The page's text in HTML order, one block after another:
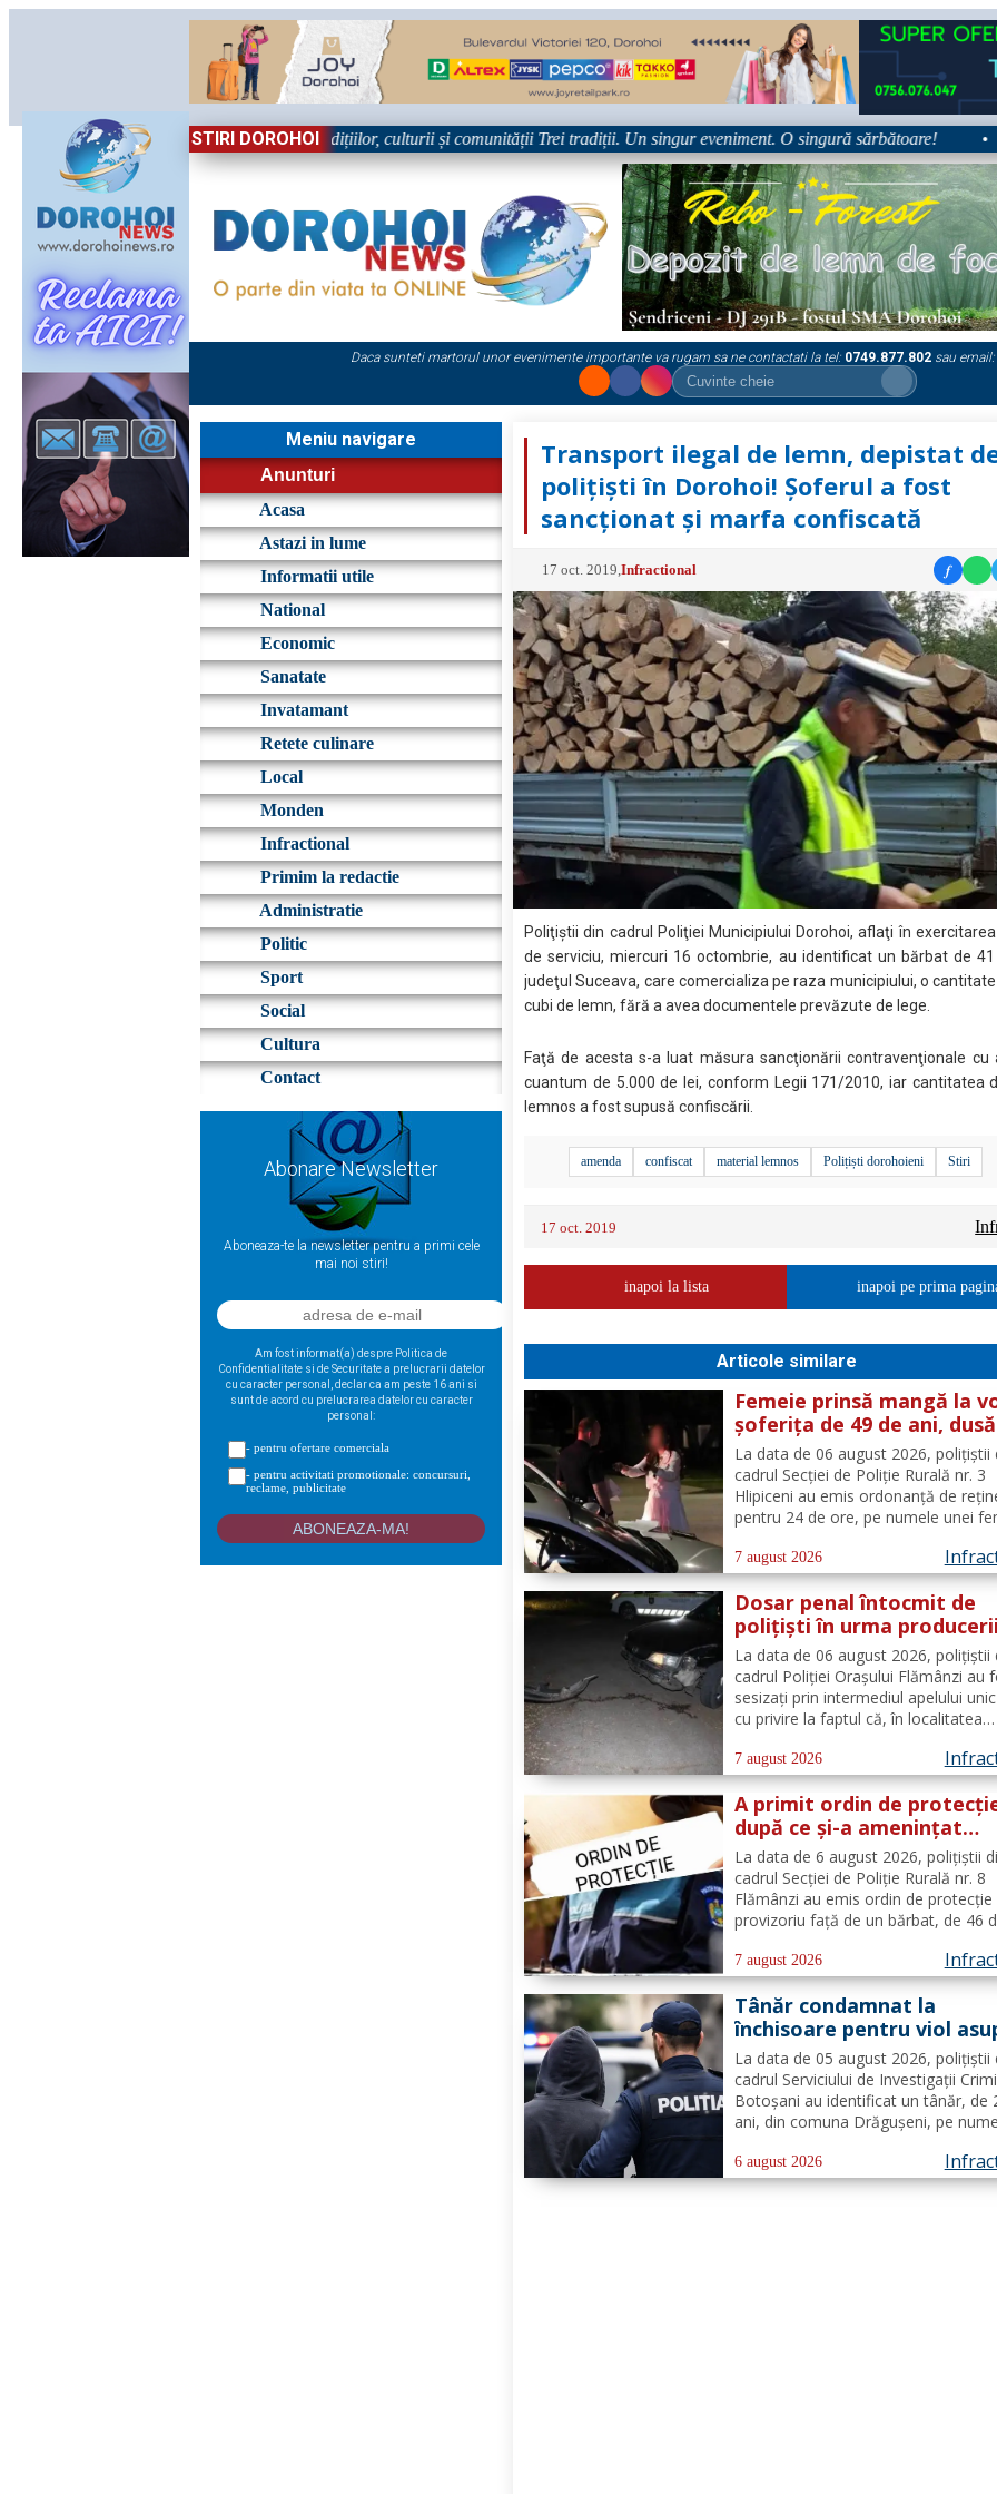
STIRI DOROHOI
în Sărbătoare!” – trei zile dedicate tradițiilor, culturii și comunității Trei tradiții. Un singur eveniment. O singură sărbătoare!
Daca sunteti martorul unor evenimente importante va rugam sa ne contactati la tel: 0749.877.802 sau email:
Meniu navigare
Anunturi
Acasa
Astazi in lume
Informatii utile
National
Economic
Sanatate
Invatamant
Retete culinare
Local
Monden
Infractional
Primim la redactie
Administratie
Politic
Sport
Social
Cultura
Contact
Abonare Newsletter
Aboneaza-te la newsletter pentru a primi cele
mai noi stiri!
Am fost informat(a) despre Politica de
Confidentialitate si de Securitate a prelucrarii datelor
cu caracter personal, declar ca am peste 16 ani si
sunt de acord cu prelucrarea datelor cu caracter
personal:
- pentru ofertare comerciala
- pentru activitati promotionale: concursuri,
reclame, publicitate
Transport ilegal de lemn, depistat
polițiști în Dorohoi! Șoferul a fost
sancționat și marfa confiscată
17 oct. 2019 ,Infractional f
Poliţiştii din cadrul Poliţiei Municipiului Dorohoi, aflaţi în
de serviciu, miercuri 16 octombrie, au identificat un bărbat de
judeţul Suceava, care comercializa pe raza municipiului, o
cubi de lemn, fără a avea documentele prevăzute de lege.
Faţă de acesta s-a luat măsura sancţionării contravenţionale cu
cuantum de 5.000 de lei, conform Legii 171/2010, iar cantitatea
lemnos a fost supusă confiscării.
amenda confiscat material lemnos Polițiști dorohoieni Stiri
17 oct. 2019
inapoi la lista inapoi pe prima
Articole similare
Femeie prinsă mangă la
șoferița de 49 de ani, dusă
direct în arest
La data de 06 august 2026, polițiștii
cadrul Secției de Poliție Rurală nr. 3
Hlipiceni au emis ordonanță de
pentru 24 de ore, pe numele unei
cercetată pentru comiterea
conducerea unui vehicul sub
alcoolului. În urma...
7 august 2026
Dosar penal întocmit de
polițiști în urma producerii
unui accidenr. Un șofer
lovit un cap de pod
La data de 06 august 2026, polițiștii
cadrul Poliției Orașului Flămânzi au
sesizați prin intermediul apelului
cu privire la faptul că, în localitatea
Din verificări a reieșit faptul că, în
se deplasa pe strada Tulburea din
7 august 2026
A primit ordin de
după ce și-a amenințat
partenera printr-o
de mesagerie
La data de 6 august 2026, polițiștii
cadrul Secției de Poliție Rurală nr. 8
Flămânzi au emis ordin de protecție
provizoriu față de un bărbat, de 46
teritoriul altui stat, și-ar fi amenințat
partenera, prin intermediul unor
transmise...
7 august 2026
Tânăr condamnat la
închisoare pentru viol
unui minor și pornografie
infantilă, identificat de
polițiști
La data de 05 august 2026, polițiștii
cadrul Serviciului de Investigații
Botoșani au identificat un tânăr, de
ani, din comuna Drăgușeni, pe
mandat de executare a pedepsei cu
închisoarea. Tânărul a fost
6 august 2026